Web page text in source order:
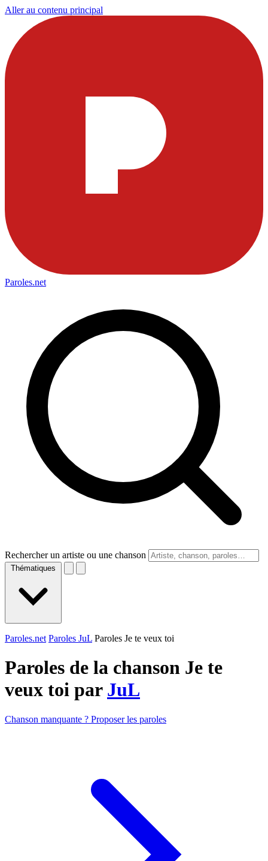
Aller au contenu principal
Paroles.net
Rechercher un artiste ou une chanson
Thématiques
Paroles.net Paroles JuL Paroles Je te veux toi
Paroles de la chanson Je te
veux toi par JuL
Chanson manquante ? Proposer les paroles